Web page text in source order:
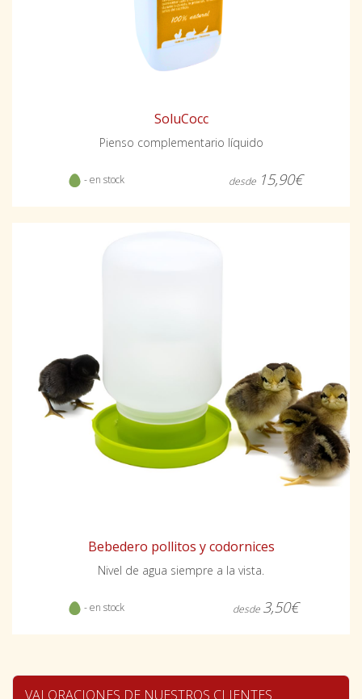
SoluCocc
Pienso complementario líquido
- en stock desde 15,90€
Bebedero pollitos y codornices
Nivel de agua siempre a la vista.
- en stock desde 3,50€
VALORACIONES DE NUESTROS CLIENTES